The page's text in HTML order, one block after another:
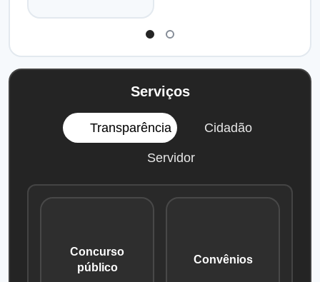
Serviços
Transparência Cidadão
Servidor
Concurso
público
Convênios